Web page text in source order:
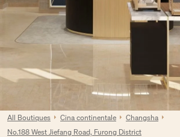
All Boutiques Cina continentale
Changsha
No.188 West Jiefang Road, Furong District